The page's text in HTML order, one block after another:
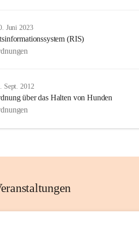
Juni 2023
(RIS)
Sept. 2012
über das Halten von Hunden